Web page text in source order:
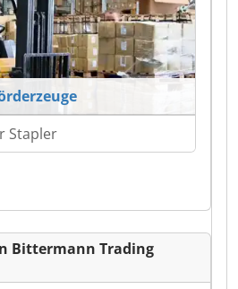
Stapler
Bittermann Trading